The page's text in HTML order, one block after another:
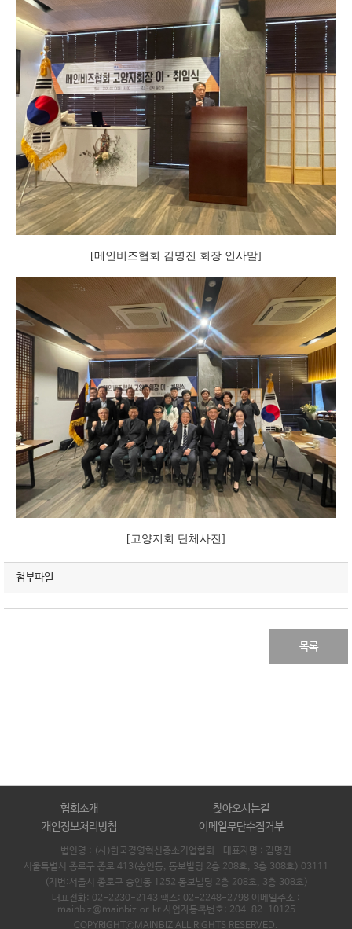
[메인비즈협회 김명진 회장 인사말]
[고양지회 단체사진]
첨부파일
목록
협회소개
찾아오시는길
개인정보처리방침
이메일무단수집거부
법인명 : (사)한국경영혁신중소기업협회 대표자명 : 김명진
서울특별시 종로구 종로 413(숭인동, 동보빌딩 2층 208호, 3층 308호) 03111
(지번:서울시 종로구 숭인동 1252 동보빌딩 2층 208호, 3층 308호)
대표전화: 02-2230-2143 팩스: 02-2248-2798 이메일주소 :
mainbiz@mainbiz.or.kr 사업자등록번호: 204-82-10125
COPYRIGHTⓒMAINBIZ ALL RIGHTS RESERVED.